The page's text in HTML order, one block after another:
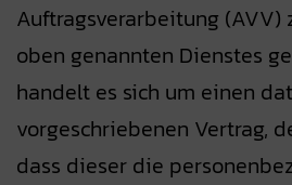
Auftragsverarbeitung (AVV)
oben genannten Dienstes
handelt es sich um einen
vorgeschriebenen Vertrag,
dass dieser die